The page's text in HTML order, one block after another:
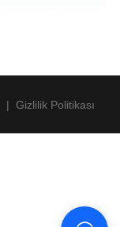
| Gizlilik Politikası